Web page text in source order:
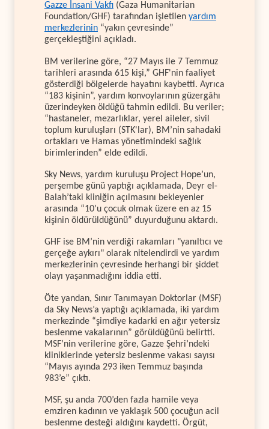
Gazze İnsani Vakfı (Gaza Humanitarian
Foundation/GHF) tarafından işletilen yardım
merkezlerinin “yakın çevresinde”
gerçekleştiğini açıkladı.
BM verilerine göre, “27 Mayıs ile 7 Temmuz
tarihleri arasında 615 kişi,” GHF'nin faaliyet
gösterdiği bölgelerde hayatını kaybetti. Ayrıca
“183 kişinin”, yardım konvoylarının güzergâhı
üzerindeyken öldüğü tahmin edildi. Bu veriler;
“hastaneler, mezarlıklar, yerel aileler, sivil
toplum kuruluşları (STK'lar), BM’nin sahadaki
ortakları ve Hamas yönetimindeki sağlık
birimlerinden” elde edildi.
Sky News, yardım kuruluşu Project Hope’un,
perşembe günü yaptığı açıklamada, Deyr el-
Balah’taki kliniğin açılmasını bekleyenler
arasında “10’u çocuk olmak üzere en az 15
kişinin öldürüldüğünü” duyurduğunu aktardı.
GHF ise BM’nin verdiği rakamları "yanıltıcı ve
gerçeğe aykırı" olarak nitelendirdi ve yardım
merkezlerinin çevresinde herhangi bir şiddet
olayı yaşanmadığını iddia etti.
Öte yandan, Sınır Tanımayan Doktorlar (MSF)
da Sky News’a yaptığı açıklamada, iki yardım
merkezinde “şimdiye kadarki en ağır yetersiz
beslenme vakalarının” görüldüğünü belirtti.
MSF’nin verilerine göre, Gazze Şehri’ndeki
kliniklerinde yetersiz beslenme vakası sayısı
“Mayıs ayında 293 iken Temmuz başında
983’e” çıktı.
MSF, şu anda 700’den fazla hamile veya
emziren kadının ve yaklaşık 500 çocuğun acil
beslenme desteği aldığını kaydetti. Örgüt,